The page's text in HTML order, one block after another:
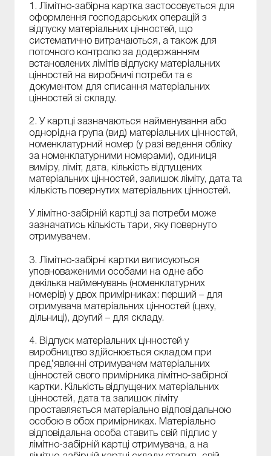
1. Лімітно-забірна картка застосовується для
оформлення господарських операцій з
відпуску матеріальних цінностей, що
систематично витрачаються, а також для
поточного контролю за додержанням
встановлених лімітів відпуску матеріальних
цінностей на виробничі потреби та є
документом для списання матеріальних
цінностей зі складу.
2. У картці зазначаються найменування або
однорідна група (вид) матеріальних цінностей,
номенклатурний номер (у разі ведення обліку
за номенклатурними номерами), одиниця
виміру, ліміт, дата, кількість відпущених
матеріальних цінностей, залишок ліміту, дата та
кількість повернутих матеріальних цінностей.
У лімітно-забірній картці за потреби може
зазначатись кількість тари, яку повернуто
отримувачем.
3. Лімітно-забірні картки виписуються
уповноваженими особами на одне або
декілька найменувань (номенклатурних
номерів) у двох примірниках: перший – для
отримувача матеріальних цінностей (цеху,
дільниці), другий – для складу.
4. Відпуск матеріальних цінностей у
виробництво здійснюється складом при
пред’явленні отримувачем матеріальних
цінностей свого примірника лімітно-забірної
картки. Кількість відпущених матеріальних
цінностей, дата та залишок ліміту
проставляється матеріально відповідальною
особою в обох примірниках. Матеріально
відповідальна особа ставить свій підпис у
лімітно-забірній картці отримувача, а на